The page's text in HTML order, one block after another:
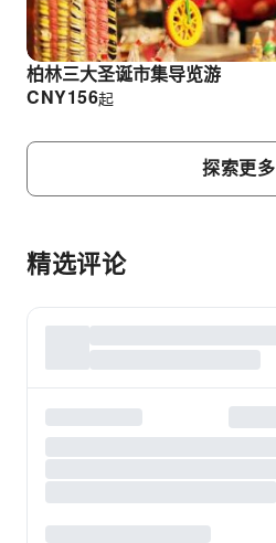
柏林三大圣诞市集导览游
CNY156起
探索更多
精选评论